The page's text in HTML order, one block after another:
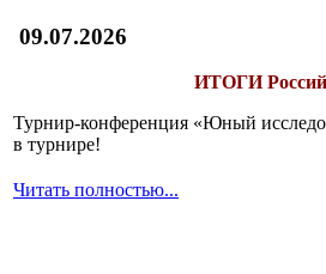
09.07.2026
ИТОГИ
Турнир-конференция «Юный
в турнире!
Читать полностью...